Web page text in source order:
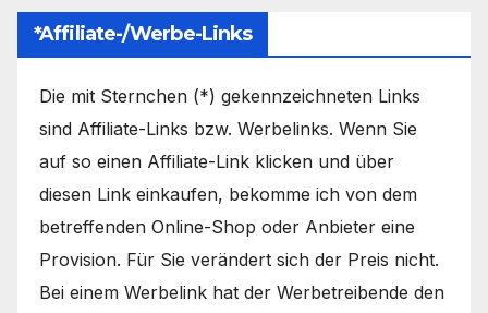
*Affiliate-/Werbe-Links
Die mit Sternchen (*) gekennzeichneten Links
sind Affiliate-Links bzw. Werbelinks. Wenn Sie
auf so einen Affiliate-Link klicken und über
diesen Link einkaufen, bekomme ich von dem
betreffenden Online-Shop oder Anbieter eine
Provision. Für Sie verändert sich der Preis nicht.
Bei einem Werbelink hat der Werbetreibende den